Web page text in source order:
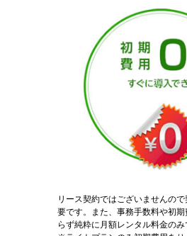
リース契約ではございませんの
要です。また、事務手数料や初
らず純粋に月額レンタル料金のみ